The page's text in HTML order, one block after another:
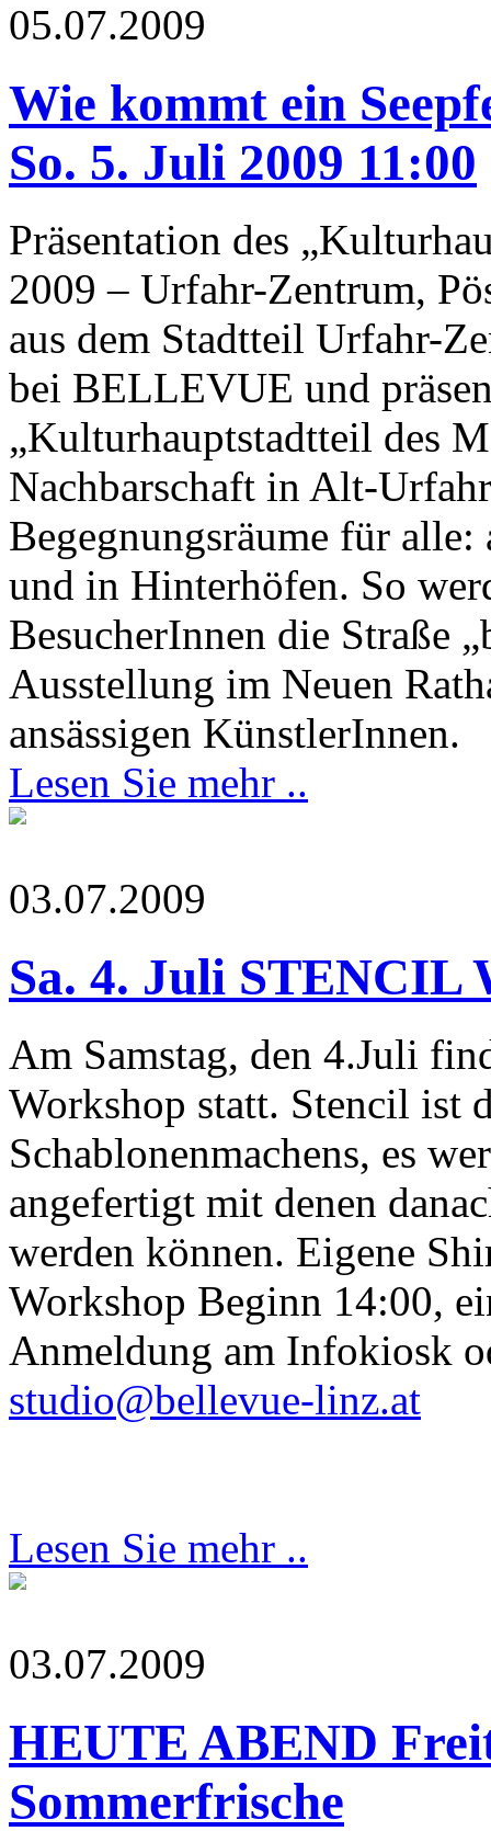
05.07.2009
Wie kommt ein
So. 5. Juli 2009 11:00
Präsentation des
2009 – Urfahr-Zentrum,
aus dem Stadtteil Urfahr-
bei BELLEVUE und
„Kulturhauptstadtteil des
Nachbarschaft in Alt-
Begegnungsräume für
und in Hinterhöfen. So
BesucherInnen die Straße
Ausstellung im Neuen
ansässigen KünstlerInnen.
Lesen Sie mehr ..
03.07.2009
Sa. 4. Juli STENCIL
Am Samstag, den 4.Juli
Workshop statt. Stencil ist
Schablonenmachens, es
angefertigt mit denen
werden können. Eigene
Workshop Beginn 14:00,
Anmeldung am Infokiosk
studio@bellevue-linz.at
Lesen Sie mehr ..
03.07.2009
HEUTE ABEND
Sommerfrische